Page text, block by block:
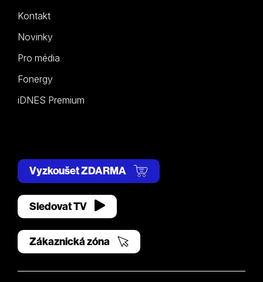
Kontakt
Novinky
Pro média
Fonergy
iDNES Premium
Vyzkoušet ZDARMA
Sledovat TV
Zákaznická zóna